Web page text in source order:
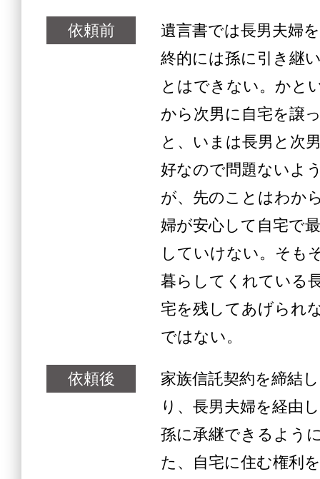
依頼前
遺言書では長男夫婦
終的には孫に引き継
とはできない。かと
から次男に自宅を譲
と、いまは長男と次
好なので問題ないよ
が、先のことはわか
婦が安心して自宅で
していけない。そも
暮らしてくれている
宅を残してあげられ
ではない。
依頼後
家族信託契約を締結
り、長男夫婦を経由
孫に承継できるよう
た、自宅に住む権利